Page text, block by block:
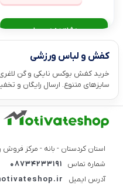
مشاهده محصول
کفش و لباس ورزشی
خرید کفش بوکس نایکی و گن لاغری
سایزهای متنوع. ارسال رایگان و
استان کردستان - بانه - مرکز فروش
شماره تماس
۰۸۷۳۴۲۳۳۱۹۱
آدرس ایمیل